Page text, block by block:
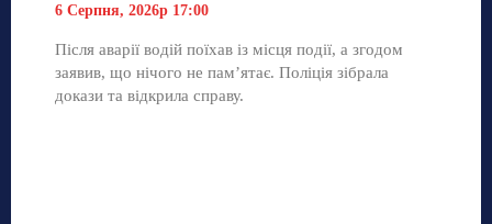
6 Серпня, 2026р 17:00
Після аварії водій поїхав із місця події, а згодом
заявив, що нічого не пам’ятає. Поліція зібрала
докази та відкрила справу.